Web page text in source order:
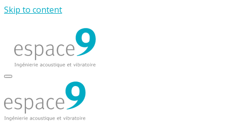
Skip to content